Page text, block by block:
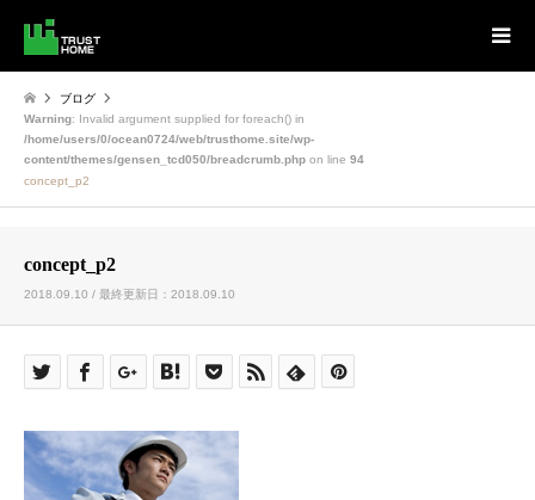
ブログ
Warning: Invalid argument supplied for foreach() in
/home/users/0/ocean0724/web/trusthome.site/wp-
content/themes/gensen_tcd050/breadcrumb.php on line 94
concept_p2
concept_p2
2018.09.10 / 最終更新日：2018.09.10